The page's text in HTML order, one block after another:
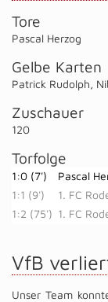
Tore
Pascal Herzog
Gelbe Karten
Patrick Rudolph,
Zuschauer
120
Torfolge
1:0 (7')
Pascal
1:1 (9')
1. FC
1:2 (75') 1. FC
VfB
Unser Team